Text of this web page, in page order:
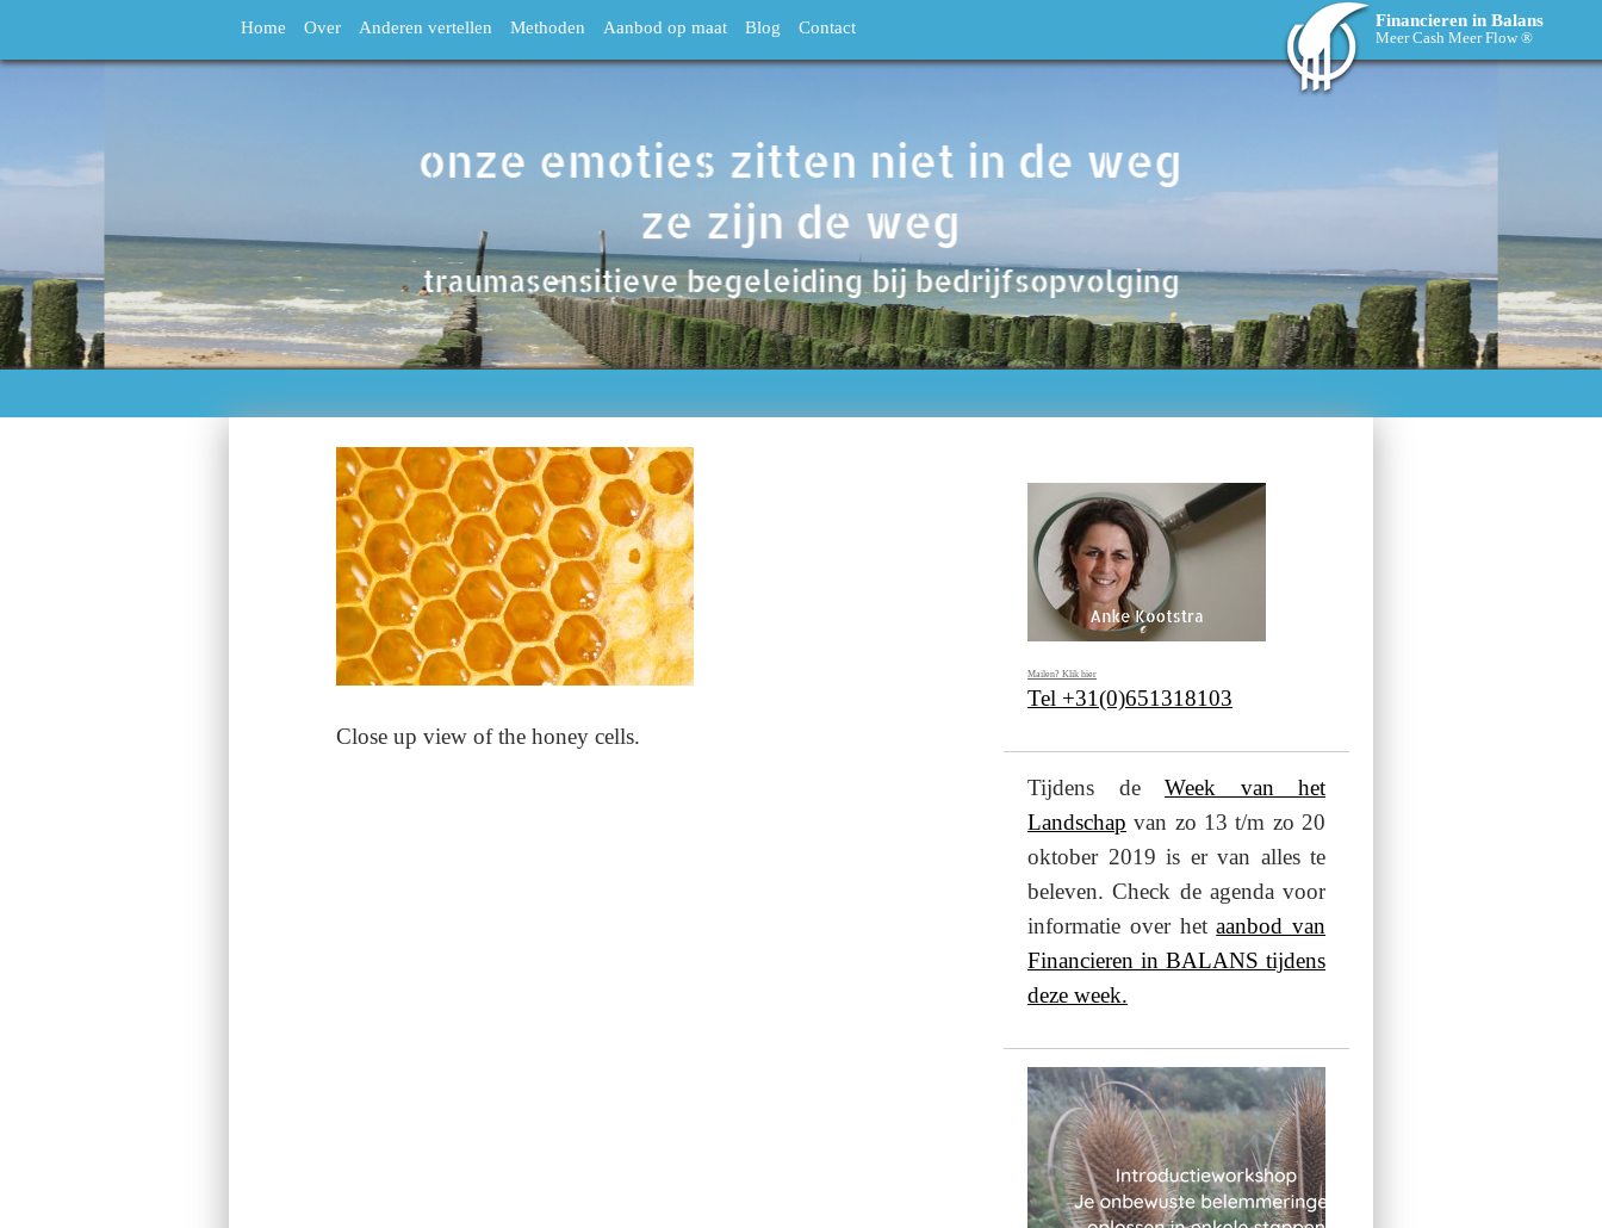
Home Over Anderen vertellen Methoden Aanbod op maat Blog Contact Financieren in Balans
Meer Cash Meer Flow ®
Close up view of the honey cells.
Mailen? Klik hier
Tel +31(0)651318103
Tijdens de Week van het
Landschap van zo 13 t/m zo 20
oktober 2019 is er van alles te
beleven. Check de agenda voor
informatie over hetaanbod van
Financieren in BALANS tijdens
deze week.